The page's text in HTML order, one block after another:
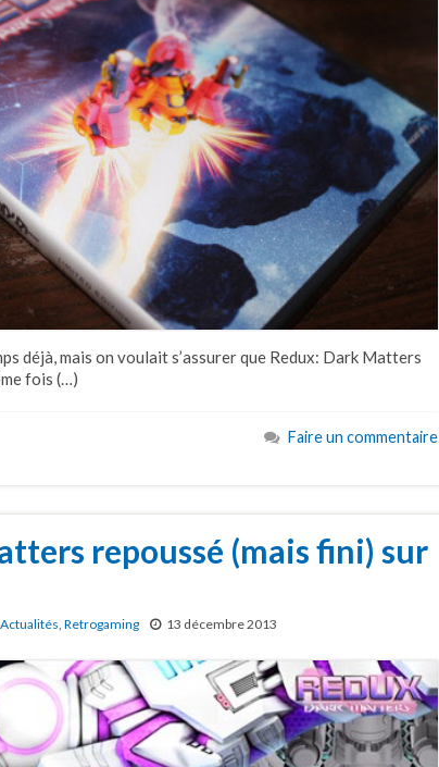
déjà, mais on voulait s’assurer que Redux: Dark Matters
fois (…)
Faire un commentaire
repoussé (mais fini) sur
Actualités, Retrogaming 13 décembre 2013